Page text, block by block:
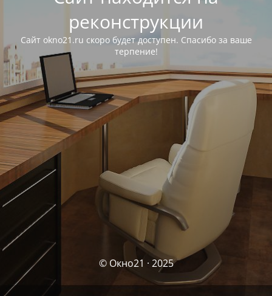
реконструкции
Сайт okno21.ru скоро будет доступен. Спасибо за ваше
терпение!
© Окно21 · 2025